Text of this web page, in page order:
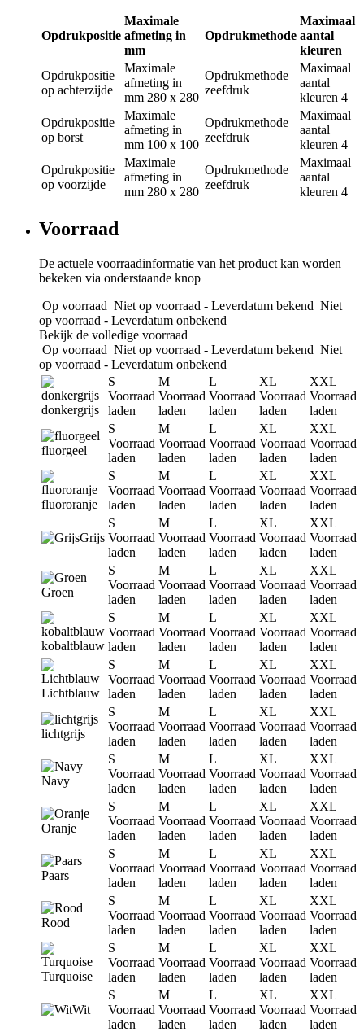
Opdrukpositie
Maximale
afmeting in
mm
Opdrukmethode
Maximaal
aantal
kleuren
Opdrukpositie
op achterzijde
Maximale
afmeting in
mm 280 x 280
Opdrukmethode
zeefdruk
Maximaal
aantal
kleuren 4
Opdrukpositie
op borst
Maximale
afmeting in
mm 100 x 100
Opdrukmethode
zeefdruk
Maximaal
aantal
kleuren 4
Opdrukpositie
op voorzijde
Maximale
afmeting in
mm 280 x 280
Opdrukmethode
zeefdruk
Maximaal
aantal
kleuren 4
Voorraad
De actuele voorraadinformatie van het product kan worden
bekeken via onderstaande knop
Op voorraad Niet op voorraad - Leverdatum bekend Niet
op voorraad - Leverdatum onbekend
Bekijk de volledige voorraad
Op voorraad Niet op voorraad - Leverdatum bekend Niet
op voorraad - Leverdatum onbekend
donkergrijs
S
Voorraad
laden
M
Voorraad
laden
L
Voorraad
laden
XL
Voorraad
laden
XXL
Voorraad
laden
fluorgeel
S
Voorraad
laden
M
Voorraad
laden
L
Voorraad
laden
XL
Voorraad
laden
XXL
Voorraad
laden
fluororanje
S
Voorraad
laden
M
Voorraad
laden
L
Voorraad
laden
XL
Voorraad
laden
XXL
Voorraad
laden
Grijs
S
Voorraad
laden
M
Voorraad
laden
L
Voorraad
laden
XL
Voorraad
laden
XXL
Voorraad
laden
Groen
S
Voorraad
laden
M
Voorraad
laden
L
Voorraad
laden
XL
Voorraad
laden
XXL
Voorraad
laden
kobaltblauw
S
Voorraad
laden
M
Voorraad
laden
L
Voorraad
laden
XL
Voorraad
laden
XXL
Voorraad
laden
Lichtblauw
S
Voorraad
laden
M
Voorraad
laden
L
Voorraad
laden
XL
Voorraad
laden
XXL
Voorraad
laden
lichtgrijs
S
Voorraad
laden
M
Voorraad
laden
L
Voorraad
laden
XL
Voorraad
laden
XXL
Voorraad
laden
Navy
S
Voorraad
laden
M
Voorraad
laden
L
Voorraad
laden
XL
Voorraad
laden
XXL
Voorraad
laden
Oranje
S
Voorraad
laden
M
Voorraad
laden
L
Voorraad
laden
XL
Voorraad
laden
XXL
Voorraad
laden
Paars
S
Voorraad
laden
M
Voorraad
laden
L
Voorraad
laden
XL
Voorraad
laden
XXL
Voorraad
laden
Rood
S
Voorraad
laden
M
Voorraad
laden
L
Voorraad
laden
XL
Voorraad
laden
XXL
Voorraad
laden
Turquoise
S
Voorraad
laden
M
Voorraad
laden
L
Voorraad
laden
XL
Voorraad
laden
XXL
Voorraad
laden
Wit
S
Voorraad
laden
M
Voorraad
laden
L
Voorraad
laden
XL
Voorraad
laden
XXL
Voorraad
laden